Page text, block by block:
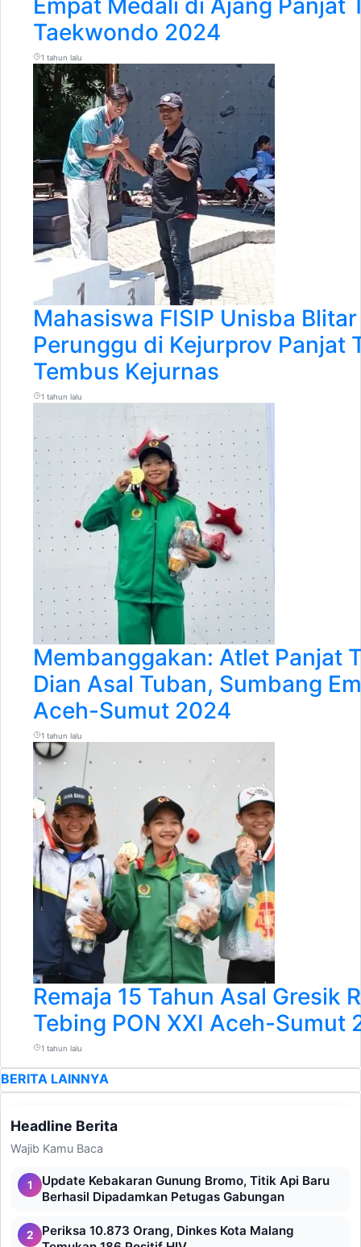
Empat Medali di Ajang Panjat
Taekwondo 2024
1 tahun lalu
Mahasiswa FISIP Unisba
Perunggu di Kejurprov Panjat
Tembus Kejurnas
1 tahun lalu
Membanggakan: Atlet Panjat
Dian Asal Tuban, Sumbang
Aceh-Sumut 2024
1 tahun lalu
Remaja 15 Tahun Asal Gresik
Tebing PON XXI Aceh-Sumut
1 tahun lalu
BERITA LAINNYA
Headline Berita
Wajib Kamu Baca
1
Update Kebakaran Gunung Bromo, Titik Api Baru
Berhasil Dipadamkan Petugas Gabungan
2
Periksa 10.873 Orang, Dinkes Kota Malang